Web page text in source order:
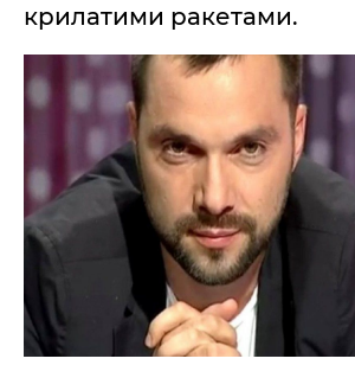
крилатими ракетами.